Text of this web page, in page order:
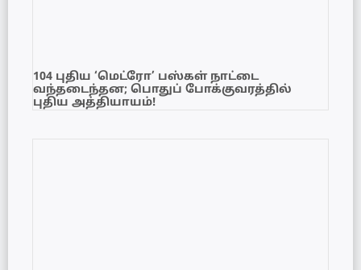
104 புதிய ‘மெட்ரோ’ பஸ்கள் நாட்டை
வந்தடைந்தன; பொதுப் போக்குவரத்தில்
புதிய அத்தியாயம்!